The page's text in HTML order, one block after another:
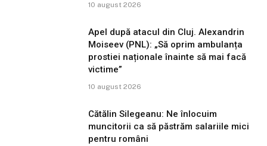
10 august 2026
Apel după atacul din Cluj. Alexandrin
Moiseev (PNL): „Să oprim ambulanța
prostiei naționale înainte să mai facă
victime”
10 august 2026
Cătălin Silegeanu: Ne înlocuim
muncitorii ca să păstrăm salariile mici
pentru români